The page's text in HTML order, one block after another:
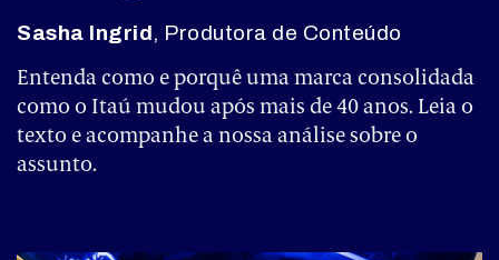
Sasha Ingrid, Produtora de Conteúdo
Entenda como e porquê uma marca consolidada
como o Itaú mudou após mais de 40 anos. Leia o
texto e acompanhe a nossa análise sobre o
assunto.